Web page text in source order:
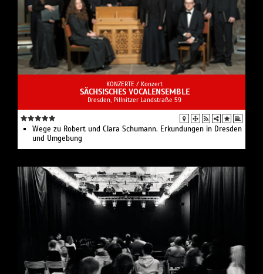
KONZERTE / Konzert
SÄCHSISCHES VOCALENSEMBLE
Dresden, Pillnitzer Landstraße 59
Wege zu Robert und Clara Schumann. Erkundungen in Dresden
und Umgebung